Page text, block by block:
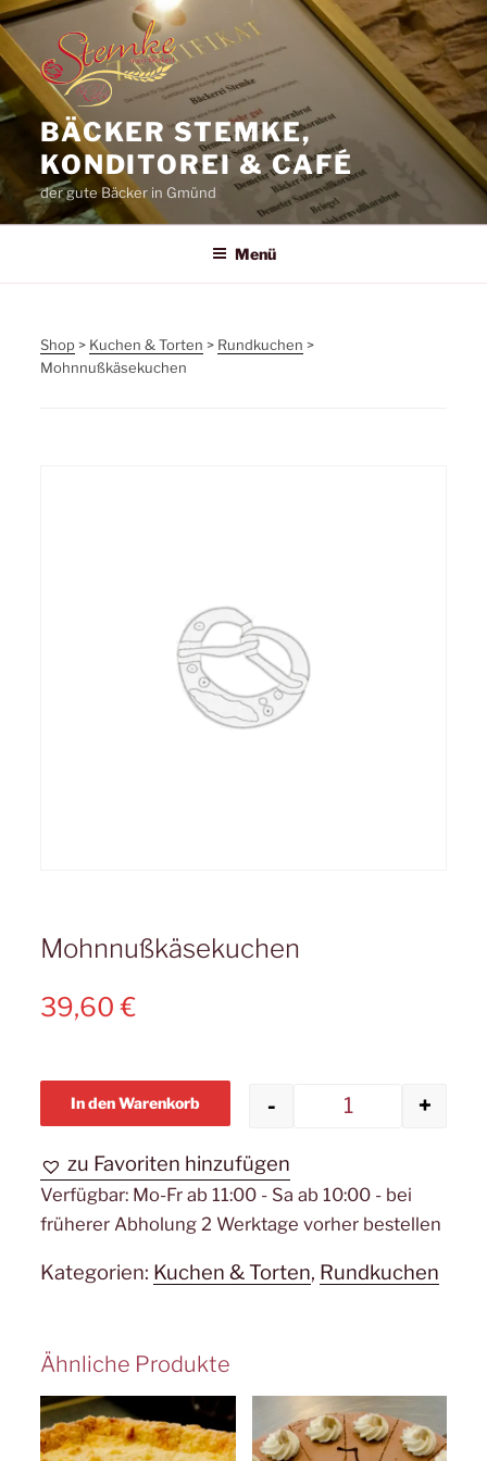
Zum
Inhalt
springen
BÄCKER STEMKE,
KONDITOREI & CAFÉ
der gute Bäcker in Gmünd
Menü
Shop > Kuchen & Torten > Rundkuchen >
Mohnnußkäsekuchen
Mohnnußkäsekuchen
39,60€
- +
In den Warenkorb
zu Favoriten hinzufügen
Verfügbar: Mo-Fr ab 11:00 - Sa ab 10:00 - bei
früherer Abholung 2 Werktage vorher bestellen
Kategorien: Kuchen & Torten, Rundkuchen
Ähnliche Produkte